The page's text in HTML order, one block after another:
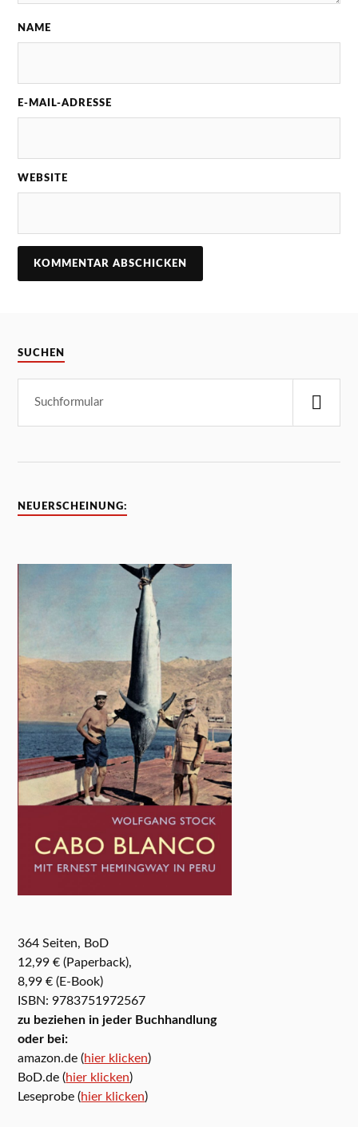
NAME
E-MAIL-ADRESSE
WEBSITE
SUCHEN
NEUERSCHEINUNG:
364 Seiten, BoD
12,99 € (Paperback),
8,99 € (E-Book)
ISBN: 9783751972567
zu beziehen in jeder Buchhandlung
oder bei:
amazon.de (hier klicken)
BoD.de (hier klicken)
Leseprobe (hier klicken)